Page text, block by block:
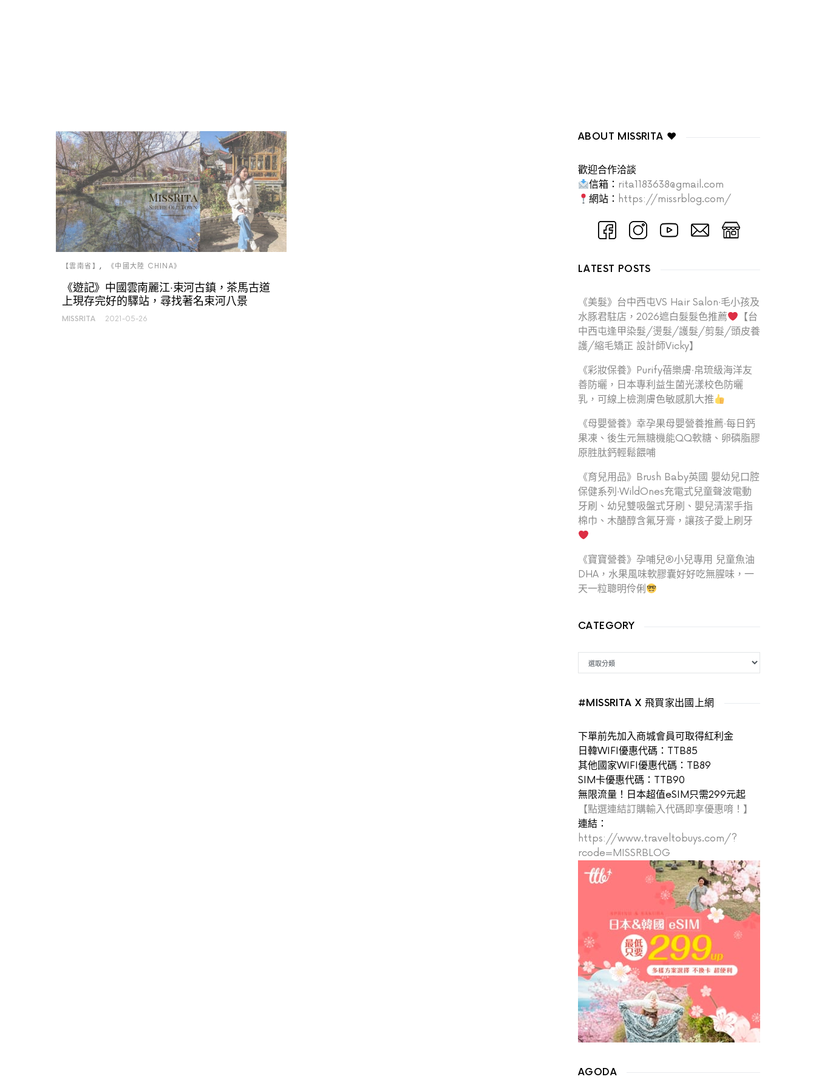
【雲南省】 《中國大陸 CHINA》
《遊記》中國雲南麗江‧束河古鎮，茶馬古道
上現存完好的驛站，尋找著名束河八景
MISSRITA 2021-05-26
ABOUT MISSRITA ♥
歡迎合作洽談
信箱： rita1183638@gmail.com
網站： https://missrblog.com/
LATEST POSTS
《美髮》台中西屯VS Hair Salon‧毛小孩及
水豚君駐店，2026遮白髮髮色推薦
【台
中西屯逢甲染髮/燙髮/護髮/剪髮/頭皮養
護/縮毛矯正 設計師Vicky】
《彩妝保養》Purify蓓樂膚‧帛琉級海洋友
善防曬，日本專利益生菌光漾校色防曬
乳，可線上檢測膚色敏感肌大推
《母嬰營養》幸孕果母嬰營養推薦‧每日鈣
果凍、後生元無糖機能QQ軟糖、卵磷脂膠
原胜肽鈣輕鬆餵哺
《育兒用品》Brush Baby英國 嬰幼兒口腔
保健系列‧WildOnes充電式兒童聲波電動
牙刷、幼兒雙吸盤式牙刷、嬰兒清潔手指
棉巾、木醣醇含氟牙膏，讓孩子愛上刷牙
《寶寶營養》孕哺兒®小兒專用 兒童魚油
DHA，水果風味軟膠囊好好吃無腥味，一
天一粒聰明伶俐
CATEGORY
#MISSRITA X 飛買家出國上網
下單前先加入商城會員可取得紅利金
日韓WIFI優惠代碼：TTB85
其他國家WIFI優惠代碼：TB89
SIM卡優惠代碼：TTB90
無限流量！日本超值eSIM只需299元起
【點選連結訂購輸入代碼即享優惠唷！】
連結：
https://www.traveltobuys.com/?
rcode=MISSRBLOG
AGODA